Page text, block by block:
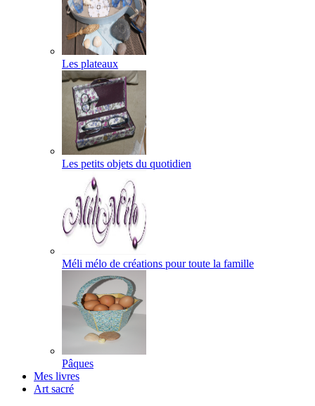
Les plateaux
Les petits objets du quotidien
Méli mélo de créations pour toute la famille
Pâques
Mes livres
Art sacré